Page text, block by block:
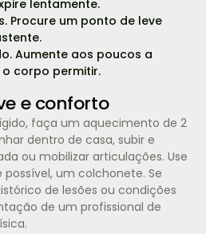
lentamente.
Procure um ponto de leve
Aumente aos poucos a
corpo permitir.
e conforto
faça um aquecimento de 2
dentro de casa, subir e
ou mobilizar articulações. Use
um colchonete. Se
de lesões ou condições
de um profissional de